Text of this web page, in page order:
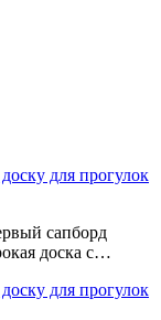
для прогулок
сапборд
доска с…
для прогулок